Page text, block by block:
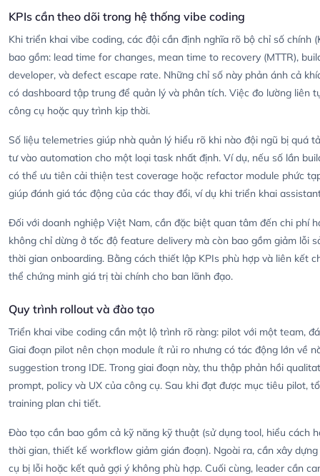
KPIs cần theo dõi trong hệ thống vibe coding
Khi triển khai vibe coding, các đội cần định nghĩa rõ bộ chỉ số chính
bao gồm: lead time for changes, mean time to recovery (MTTR),
developer, và defect escape rate. Những chỉ số này phản ánh cả
có dashboard tập trung để quản lý và phân tích. Việc đo lường liên
công cụ hoặc quy trình kịp thời.
Số liệu telemetries giúp nhà quản lý hiểu rõ khi nào đội ngũ bị quá
tư vào automation cho một loại task nhất định. Ví dụ, nếu số lần
có thể ưu tiên cải thiện test coverage hoặc refactor module phức
giúp đánh giá tác động của các thay đổi, ví dụ khi triển khai
Đối với doanh nghiệp Việt Nam, cần đặc biệt quan tâm đến chi phí
không chỉ dừng ở tốc độ feature delivery mà còn bao gồm giảm lỗi
thời gian onboarding. Bằng cách thiết lập KPIs phù hợp và liên kết
thể chứng minh giá trị tài chính cho ban lãnh đạo.
Quy trình rollout và đào tạo
Triển khai vibe coding cần một lộ trình rõ ràng: pilot với một team,
Giai đoạn pilot nên chọn module ít rủi ro nhưng có tác động lớn về
suggestion trong IDE. Trong giai đoạn này, thu thập phản hồi
prompt, policy và UX của công cụ. Sau khi đạt được mục tiêu pilot,
training plan chi tiết.
Đào tạo cần bao gồm cả kỹ năng kỹ thuật (sử dụng tool, hiểu cách
thời gian, thiết kế workflow giảm gián đoạn). Ngoài ra, cần xây
cụ bị lỗi hoặc kết quả gợi ý không phù hợp. Cuối cùng, leader cần